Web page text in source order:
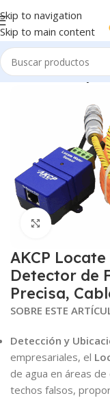
Skip to navigation
Skip to main content
Inicio Sensores y
Click to
AKCP
Detector de
Precisa,
SOBRE ESTE
Detección y
empresariales, el
de agua en áreas
techos falsos,